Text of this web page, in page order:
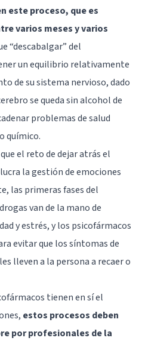
este proceso, que es
varios meses y varios
“descabalgar” del
un equilibrio relativamente
de su sistema nervioso, dado
se queda sin alcohol de
problemas de salud
químico.
el reto de dejar atrás el
la gestión de emociones
las primeras fases del
van de la mano de
y estrés, y los psicofármacos
evitar que los síntomas de
lleven a la persona a recaer o
tienen en sí el
estos procesos deben
por profesionales de la